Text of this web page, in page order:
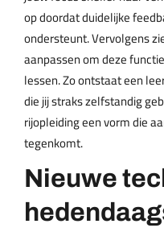
op doordat duidelijke
ondersteunt. Vervolgens
aanpassen om deze
lessen. Zo ontstaat een
die jij straks zelfstandig
rijopleiding een vorm die
tegenkomt.
Nieuwe